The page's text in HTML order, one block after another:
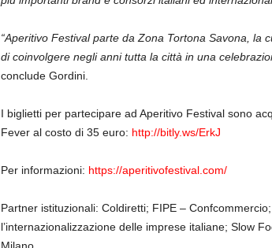
“Aperitivo Festival parte da Zona Tortona Savona, la
di coinvolgere negli anni tutta la città in una
conclude Gordini.
I biglietti per partecipare ad Aperitivo Festival sono
Fever al costo di 35 euro: http://bitly.ws/ErkJ
Per informazioni: https://aperitivofestival.com/
Partner istituzionali: Coldiretti; FIPE –
l’internazionalizzazione delle imprese italiane; Slow